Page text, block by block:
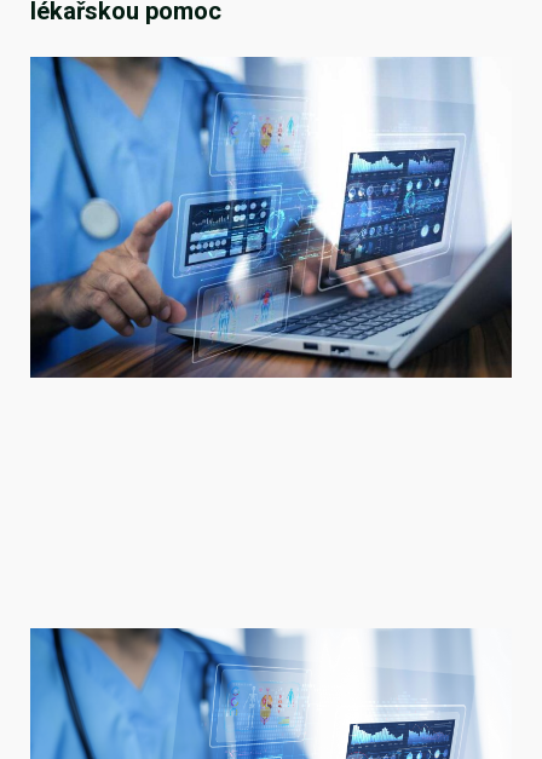
lékařskou pomoc